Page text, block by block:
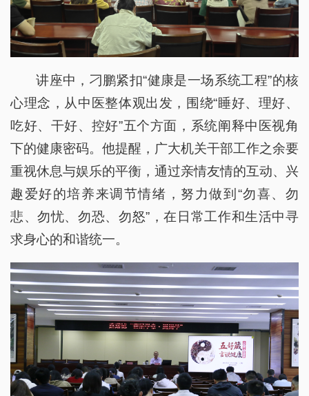
讲座中，刁鹏紧扣“健康是一场系统工程”的核
心理念，从中医整体观出发，围绕“睡好、理好、
吃好、干好、控好”五个方面，系统阐释中医视角
下的健康密码。他提醒，广大机关干部工作之余要
重视休息与娱乐的平衡，通过亲情友情的互动、兴
趣爱好的培养来调节情绪，努力做到“勿喜、勿
悲、勿忧、勿恐、勿怒”，在日常工作和生活中寻
求身心的和谐统一。